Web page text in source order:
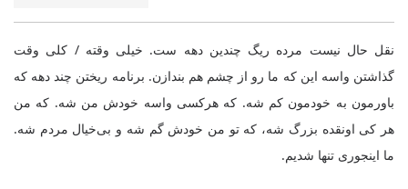
نقل حال نیست مرده ریگ چندین دهه ست. خیلی وقته / کلی وقت
گذاشتن واسه این که ما رو از چشم هم بندازن. برنامه ریختن چند دهه که
باورمون به خودمون کم شه. که هرکسی واسه خودش من شه. که من
هر کی اونقده بزرگ شه، که تو من خودش گم شه و بی‌خیال مردم شه.
ما اینجوری تنها شدیم.